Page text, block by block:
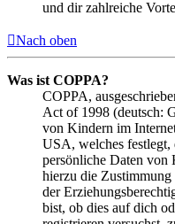
und dir zahlreiche
Nach oben
Was ist COPPA?
COPPA,
Act of 1998 (deutsch:
von Kindern im
USA, welches festlegt,
persönliche Daten von
hierzu die Zustimmung
der
bist, ob dies auf dich